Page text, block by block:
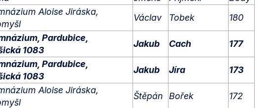
Aloise Jiráska,
Václav Tobek 180
Pardubice,
1083
Jakub Cach 177
Pardubice,
1083
Jakub Jíra 173
Aloise Jiráska,
Štěpán Bořek
172